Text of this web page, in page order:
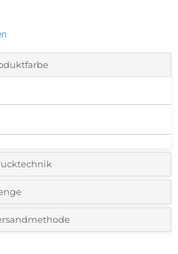
für Ihr Logo:
Menge